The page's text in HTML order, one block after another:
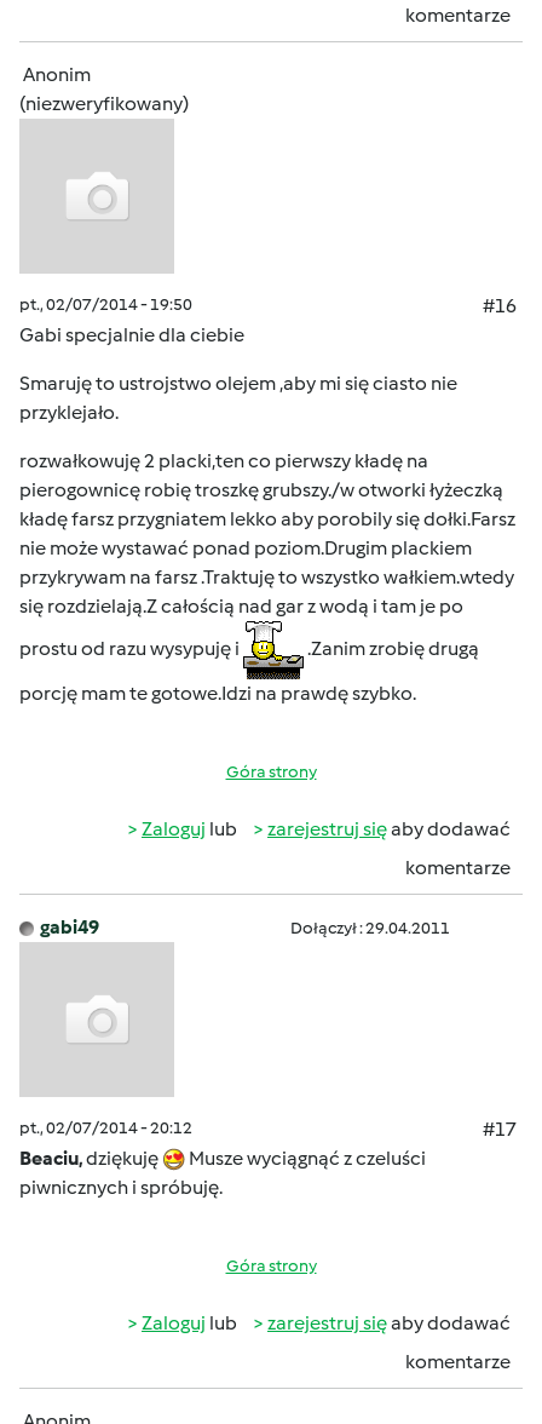
komentarze
Anonim
(niezweryfikowany)
pt., 02/07/2014 - 19:50
#16
Gabi specjalnie dla ciebie
Smaruję to ustrojstwo olejem ,aby mi się ciasto nie
przyklejało.
rozwałkowuję 2 placki,ten co pierwszy kładę na
pierogownicę robię troszkę grubszy./w otworki łyżeczką
kładę farsz przygniatem lekko aby porobily się dołki.Farsz
nie może wystawać ponad poziom.Drugim plackiem
przykrywam na farsz .Traktuję to wszystko wałkiem.wtedy
się rozdzielają.Z całością nad gar z wodą i tam je po
prostu od razu wysypuję i
.Zanim zrobię drugą
porcję mam te gotowe.Idzi na prawdę szybko.
Góra strony
Zaloguj lub zarejestruj sięaby dodawać
komentarze
gabi49 Dołączył : 29.04.2011
pt., 02/07/2014 - 20:12
#17
Beaciu,dziękuję
Musze wyciągnąć z czeluści
piwnicznych i spróbuję.
Góra strony
Zaloguj lub zarejestruj sięaby dodawać
komentarze